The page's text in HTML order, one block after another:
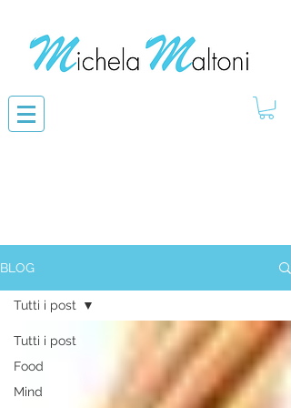
BLOG
Tutti i post
Food
Mind
Tutti i post